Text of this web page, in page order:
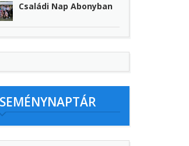
Családi Nap Abonyban